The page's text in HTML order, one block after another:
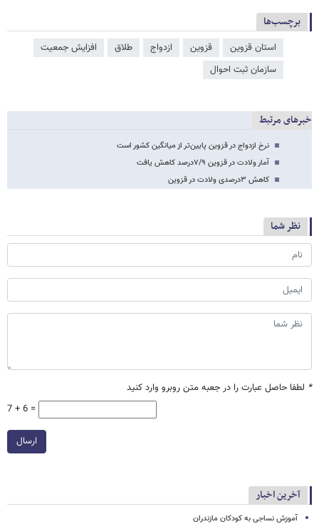
برچسب‌ها
استان قزوین قزوین ازدواج طلاق
افزایش جمعیت
سازمان ثبت احوال
خبرهای مرتبط
نرخ ازدواج در قزوین پایین‌تر از میانگین کشور است
آمار ولادت در قزوین ۷/۹درصد کاهش یافت
کاهش ۳درصدی ولادت در قزوین
نظر شما
* لطفا حاصل عبارت را در جعبه متن روبرو وارد کنید
7 + 6 =
ارسال
آخرین اخبار
آموزش نساجی به کودکان مازندران